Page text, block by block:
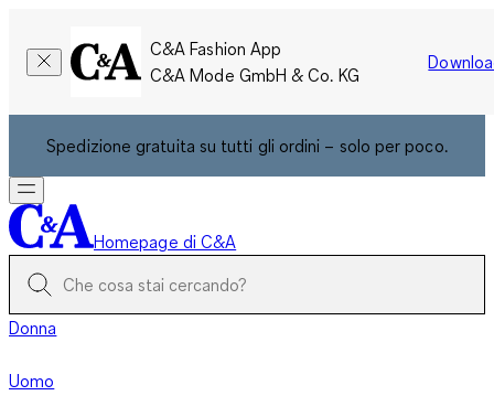
C&A Fashion App
C&A Mode GmbH & Co. KG
Spedizione gratuita su tutti gli ordini – solo per poco.
Homepage di C&A
Donna
Uomo